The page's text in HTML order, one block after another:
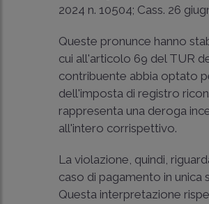
2024 n. 10504; Cass. 26
Queste pronunce hanno
cui all'articolo 69 del TUR
contribuente abbia optato
dell'imposta di registro
rappresenta una deroga
all'intero corrispettivo.
La violazione, quindi,
caso di pagamento in
Questa interpretazione